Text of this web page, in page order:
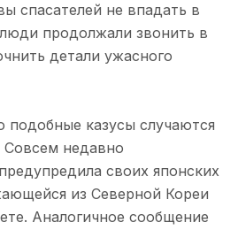
спасателей не впадать в
продолжали звонить в
детали ужасного
подобные казусы случаются
Совсем недавно
своих японских
из Северной Кореи
Аналогичное сообщение